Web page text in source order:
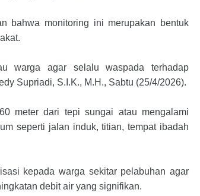
bahwa monitoring ini merupakan bentuk
warga agar selalu waspada terhadap
Supriadi, S.I.K., M.H., Sabtu (25/4/2026).
meter dari tepi sungai atau mengalami
seperti jalan induk, titian, tempat ibadah
kepada warga sekitar pelabuhan agar
debit air yang signifikan.